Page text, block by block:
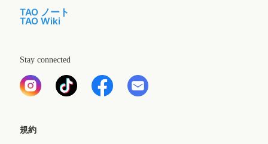
TAO ノート
TAO Wiki
Stay connected
規約